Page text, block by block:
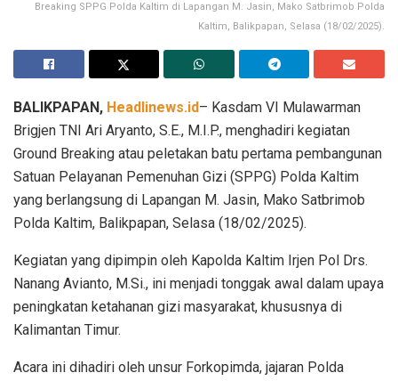
Breaking SPPG Polda Kaltim di Lapangan M. Jasin, Mako Satbrimob Polda
Kaltim, Balikpapan, Selasa (18/02/2025).
BALIKPAPAN, Headlinews.id– Kasdam VI Mulawarman
Brigjen TNI Ari Aryanto, S.E., M.I.P., menghadiri kegiatan
Ground Breaking atau peletakan batu pertama pembangunan
Satuan Pelayanan Pemenuhan Gizi (SPPG) Polda Kaltim
yang berlangsung di Lapangan M. Jasin, Mako Satbrimob
Polda Kaltim, Balikpapan, Selasa (18/02/2025).
Kegiatan yang dipimpin oleh Kapolda Kaltim Irjen Pol Drs.
Nanang Avianto, M.Si., ini menjadi tonggak awal dalam upaya
peningkatan ketahanan gizi masyarakat, khususnya di
Kalimantan Timur.
Acara ini dihadiri oleh unsur Forkopimda, jajaran Polda